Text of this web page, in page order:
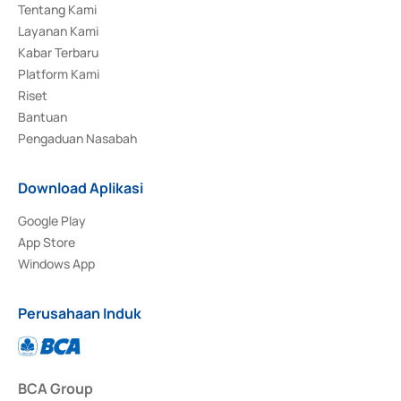
Tentang Kami
Layanan Kami
Kabar Terbaru
Platform Kami
Riset
Bantuan
Pengaduan Nasabah
Download Aplikasi
Google Play
App Store
Windows App
Perusahaan Induk
BCA Group